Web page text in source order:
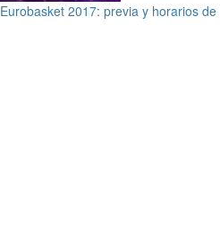
Eurobasket 2017: previa y horarios